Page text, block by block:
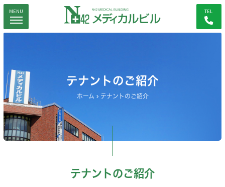
TEL
MENU
テナントのご紹介
ホーム テナントのご紹介
テナントのご紹介